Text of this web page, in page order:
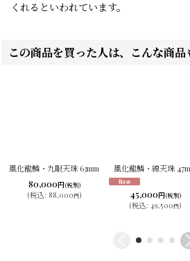
くれるといわれています。
この商品を買った人は、こんな商
風化龍鱗・九眼天珠 63mm
80,000円(税別)
(税込: 88,000円)
風化龍鱗・線天珠
45,000円(税別)
(税込: 49,500円)